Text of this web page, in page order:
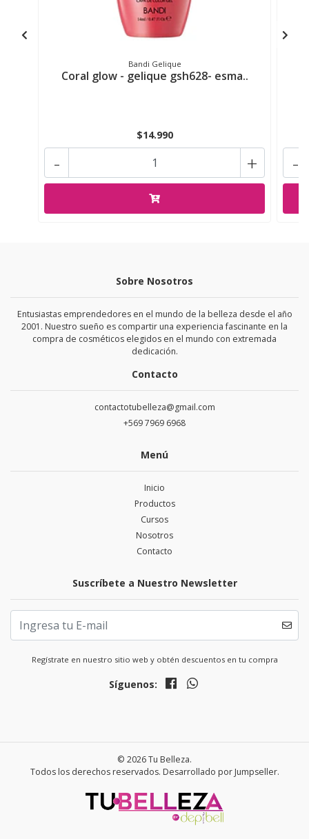
Bandi Gelique
Coral glow - gelique gsh628- esma..
$14.990
+
- -
Sobre Nosotros
Entusiastas emprendedores en el mundo de la belleza desde el año
2001. Nuestro sueño es compartir una experiencia fascinante en la
compra de cosméticos elegidos en el mundo con extremada
dedicación.
Contacto
contactotubelleza@gmail.com
+569 7969 6968
Menú
Inicio
Productos
Cursos
Nosotros
Contacto
Suscríbete a Nuestro Newsletter
Regístrate en nuestro sitio web y obtén descuentos en tu compra
Síguenos:
© 2026 Tu Belleza.
Todos los derechos reservados. Desarrollado por Jumpseller.